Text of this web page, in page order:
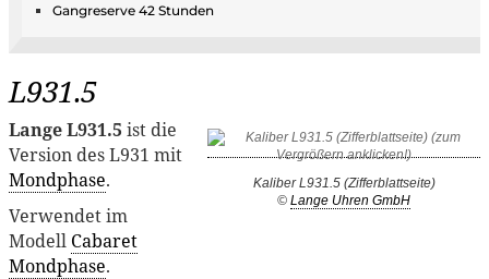
Gangreserve 42 Stunden
L931.5
Kaliber L931.5 (Zifferblattseite)
© Lange Uhren GmbH
Lange L931.5 ist die
Version des L931 mit
Mondphase.
Verwendet im
Modell Cabaret
Mondphase.